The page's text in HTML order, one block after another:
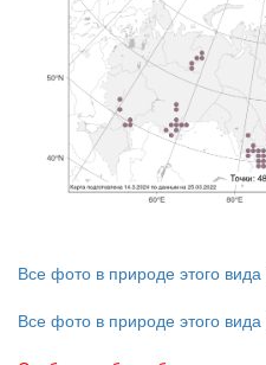
Все фото в природе этого вида
Все фото в природе этого вида